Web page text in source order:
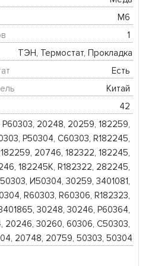
М6
1
ТЭН, Термостат, Прокладка
Есть
Китай
42
Р60303, 20248, 20259, 182259,
Р50304, C60303, R182245,
20746, 182322, 182245,
182245К, R182322, 282245,
И50304, 30259, 3401081,
R60303, R60306, R182323,
30248, 30246, Р60364,
20246, 30260, 60306, C50303,
20748, 20759, 50303, 50304